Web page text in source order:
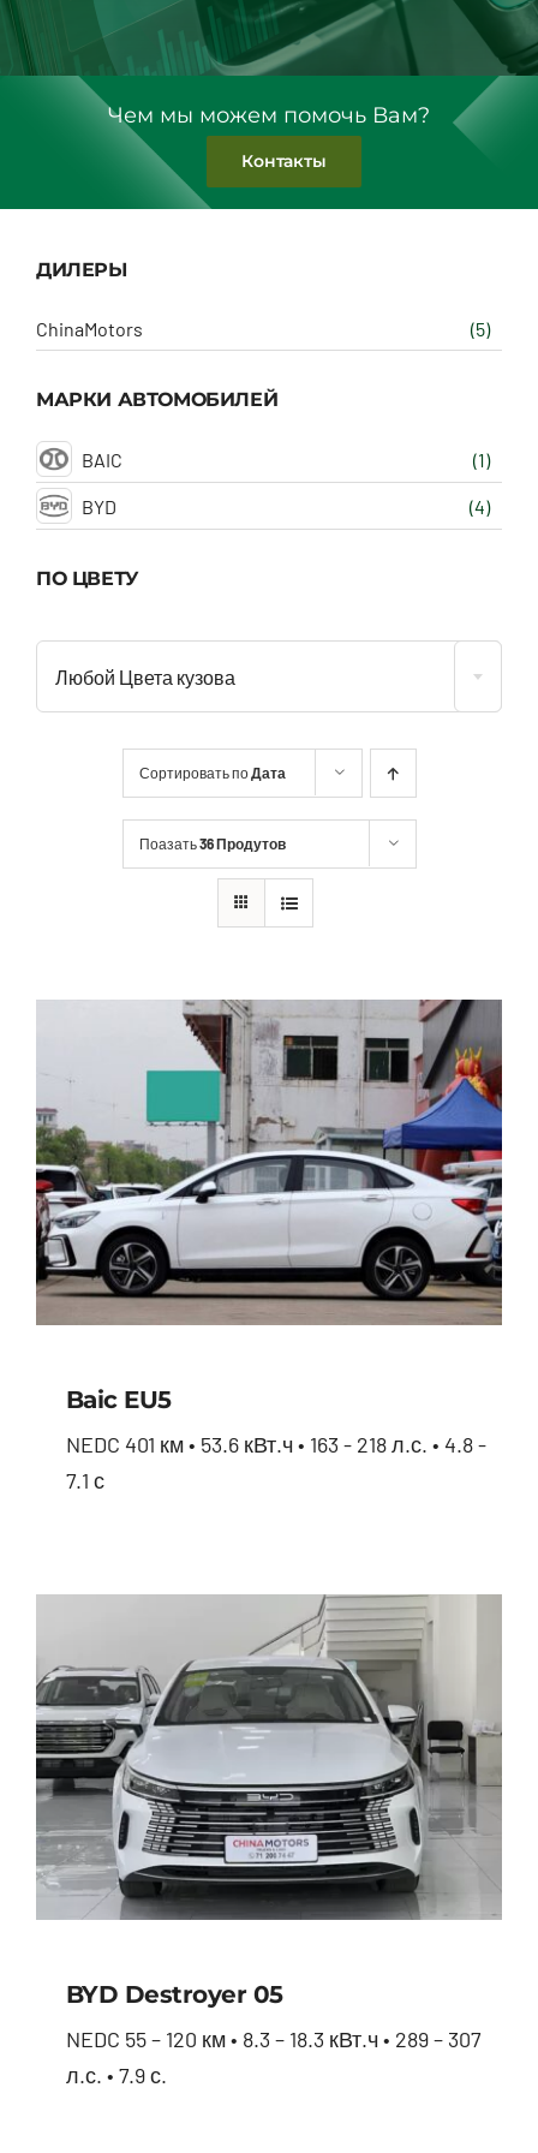
Чем мы можем помочь Вам?
Контакты
ДИЛЕРЫ
ChinaMotors (5)
МАРКИ АВТОМОБИЛЕЙ
BAIC (1)
BYD (4)
ПО ЦВЕТУ
Любой Цвета кузова
Сортировать по Дата
Поазать36 Продутов
Baic EU5
NEDC 401 км • 53.6 кВт.ч • 163 - 218 л.с. • 4.8 -
7.1 с
BYD Destroyer 05
NEDC 55 – 120 км • 8.3 – 18.3 кВт.ч • 289 – 307
л.с. • 7.9 с.